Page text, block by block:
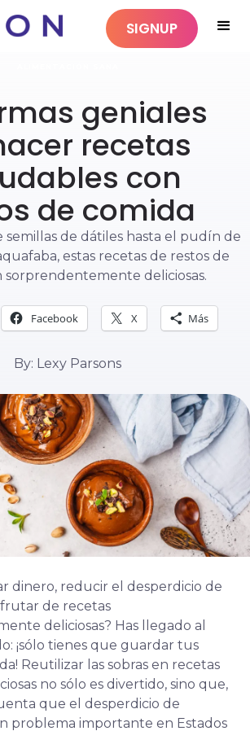
SIGNUP
geniales
recetas
con
de comida
semillas de dátiles hasta el pudín de
estas recetas de restos de
sorprendentemente deliciosas.
Facebook X Más
By: Lexy Parsons
dinero, reducir el desperdicio de
de recetas
deliciosas? Has llegado al
¡sólo tienes que guardar tus
Reutilizar las sobras en recetas
no sólo es divertido, sino que,
que el desperdicio de
problema importante en Estados